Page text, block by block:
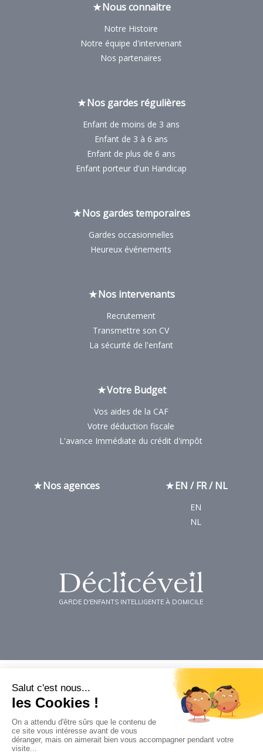
Nous connaitre
Notre Histoire
Notre équipe d'intervenant
Nos partenaires
Nos gardes régulières
Enfant de moins de 3 ans
Enfant de 3 à 6 ans
Enfant de plus de 6 ans
Enfant porteur d'un Handicap
Nos gardes temporaires
Gardes occasionnelles
Heureux événements
Nos intervenants
Recrutement
Transmettre son CV
La sécurité de l'enfant
Votre Budget
Vos aides de la CAF
Votre déduction fiscale
L'avance Immédiate du crédit d'impôt
Nos agences EN / FR / NL
EN
NL
GARDE D'ENFANTS INTELLIGENTE À DOMICILE
Bordeaux
Lille
Paris Nord
Paris Sud